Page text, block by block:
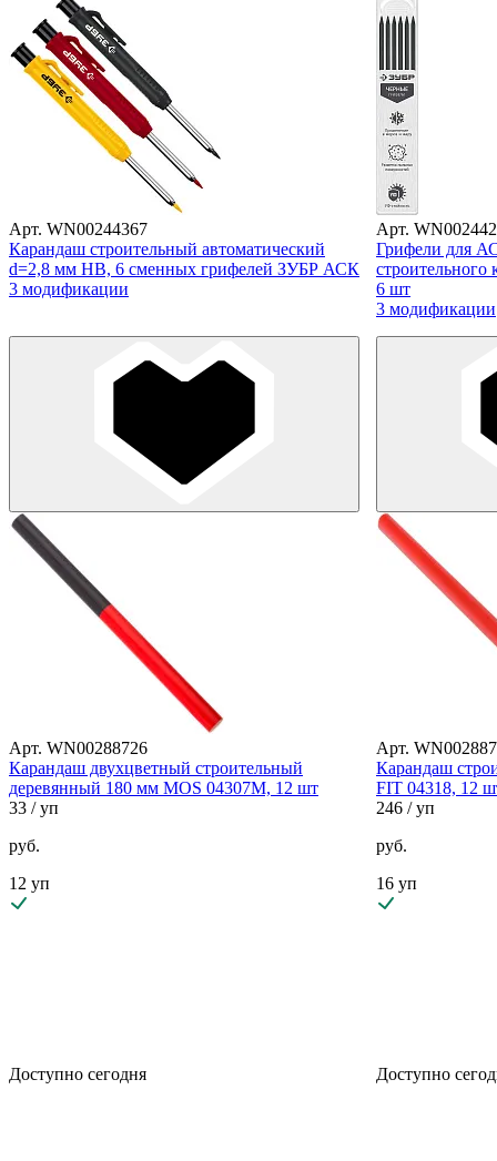
Арт. WN00244367
Карандаш строительный автоматический
d=2,8 мм HB, 6 сменных грифелей ЗУБР АСК
3 модификации
Арт.
Грифели для
6 шт
3 модификации
Арт. WN00288726
Карандаш двухцветный строительный
деревянный 180 мм MOS 04307M, 12 шт
33 / уп
руб.
12 уп
Доступно сегодня
Арт.
Карандаш
FIT 04318, 12
246 / уп
руб.
16 уп
Доступно